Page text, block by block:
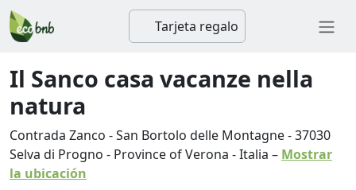
Tarjeta regalo
Il Sanco casa vacanze nella
natura
Contrada Zanco - San Bortolo delle Montagne-37030
Selva di Progno - Province of Verona -Italia – Mostrar
la ubicación